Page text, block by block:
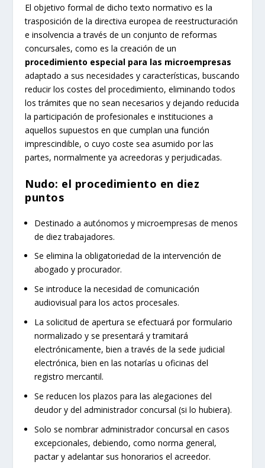
El objetivo formal de dicho texto normativo es la
trasposición de la directiva europea de reestructuración
e insolvencia a través de un conjunto de reformas
concursales, como es la creación de un
procedimiento especial para las microempresas
adaptado a sus necesidades y características, buscando
reducir los costes del procedimiento, eliminando todos
los trámites que no sean necesarios y dejando reducida
la participación de profesionales e instituciones a
aquellos supuestos en que cumplan una función
imprescindible, o cuyo coste sea asumido por las
partes, normalmente ya acreedoras y perjudicadas.
Nudo: el procedimiento en diez
puntos
Destinado a autónomos y microempresas de menos
de diez trabajadores.
Se elimina la obligatoriedad de la intervención de
abogado y procurador.
Se introduce la necesidad de comunicación
audiovisual para los actos procesales.
La solicitud de apertura se efectuará por formulario
normalizado y se presentará y tramitará
electrónicamente, bien a través de la sede judicial
electrónica, bien en las notarías u oficinas del
registro mercantil.
Se reducen los plazos para las alegaciones del
deudor y del administrador concursal (si lo hubiera).
Solo se nombrar administrador concursal en casos
excepcionales, debiendo, como norma general,
pactar y adelantar sus honorarios el acreedor.